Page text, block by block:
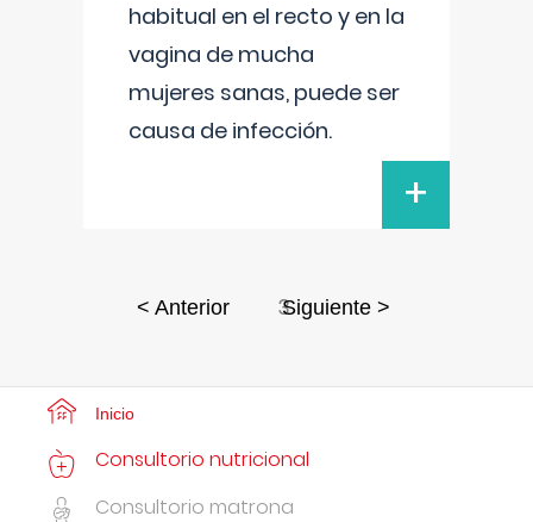
habitual en el recto y en la
vagina de mucha
mujeres sanas, puede ser
causa de infección.
+
< Anterior 3Siguiente >
Inicio
Consultorio nutricional
Consultorio matrona